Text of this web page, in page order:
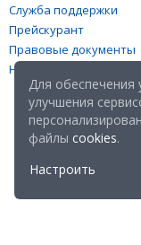
Служба поддержки
Прейскурант
Правовые документы
Настройка файлов
Для обеспечения
улучшения
файлы cookies.
Настроить